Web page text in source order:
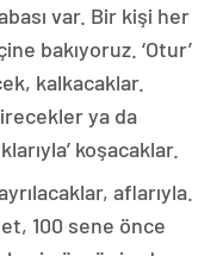
var. Bir kişi her
bakıyoruz. ‘Otur’
kalkacaklar.
ya da
koşacaklar.
aflarıyla.
100 sene önce